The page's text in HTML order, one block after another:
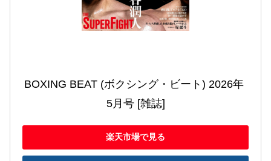
BOXING BEAT (ボクシング・ビート) 2026年
5月号 [雑誌]
楽天市場で見る